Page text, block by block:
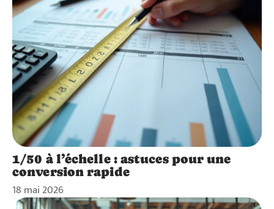
1/50 à l’échelle : astuces pour une
conversion rapide
18 mai 2026